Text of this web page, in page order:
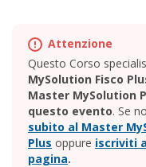
Questo Corso
MySolution Fisco
Master MySolution
questo evento. Se
subito al Master
Plus oppure iscriviti
pagina.